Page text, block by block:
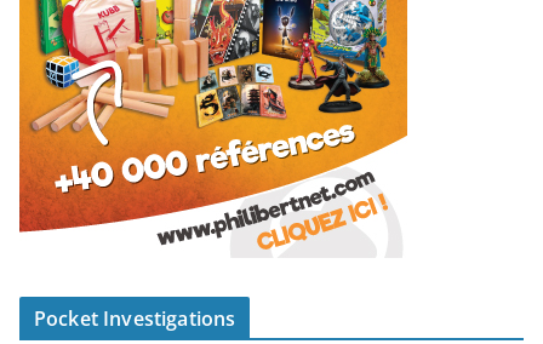
Pocket Investigations